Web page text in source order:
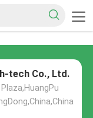
tech Co., Ltd.